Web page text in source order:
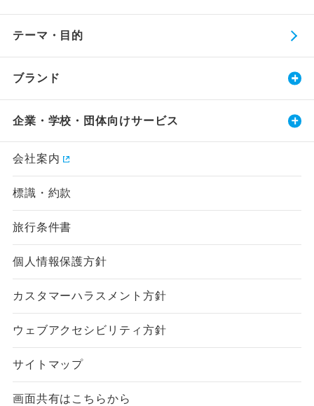
テーマ・目的
ブランド
企業・学校・団体向けサービス
会社案内
標識・約款
旅行条件書
個人情報保護方針
カスタマーハラスメント方針
ウェブアクセシビリティ方針
サイトマップ
画面共有はこちらから